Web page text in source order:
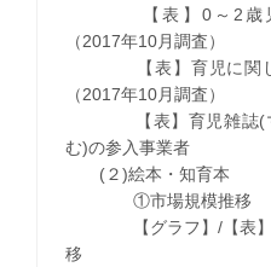
【表】0～2歳児
（2017年10月調査）
【表】育児に関し
（2017年10月調査）
【表】育児雑誌(マ
む)の参入事業者
(２)絵本・知育本
①市場規模推移
【グラフ】/【表】絵
移